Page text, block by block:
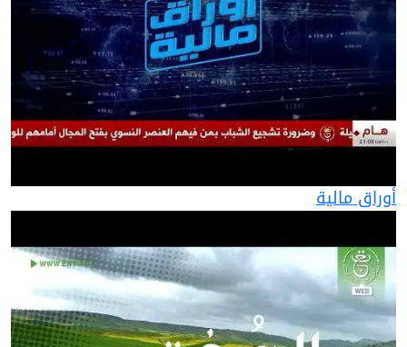
أوراق مالية